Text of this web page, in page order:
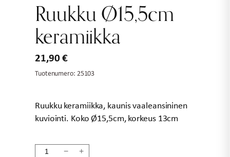
Ruukku Ø15,5cm
keramiikka
21,90€
Tuotenumero: 25103
Ruukku keramiikka, kaunis vaaleansininen
kuviointi. Koko Ø15,5cm, korkeus 13cm
Ruukku
− +